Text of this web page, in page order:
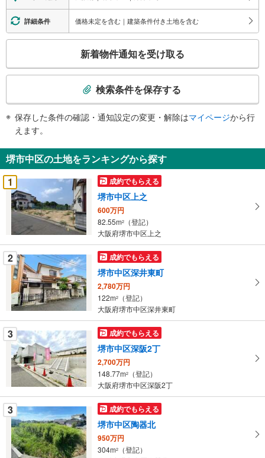
詳細条件 価格未定を含む｜建築条件付き土地を含む
検
知
を
受
け
取
る
件
を
マ
イ
ペ
ー
ジ
に
保
存
す
る
新着物件通知を受け取る
検索条件を保存する
保存した条件の確認・通知設定の変更・解除はマイページから行
えます。
堺市中区の土地をランキングから探す
1
成約でもらえる
堺市中区上之
600万円
82.55m2
（登記）
大阪府堺市中区上之
2 成約でもらえる
堺市中区深井東町
2,780万円
122m2
（登記）
大阪府堺市中区深井東町
3 成約でもらえる
堺市中区深阪2丁
2,700万円
148.77m2
（登記）
大阪府堺市中区深阪2丁
3 成約でもらえる
堺市中区陶器北
950万円
304m2
（登記）